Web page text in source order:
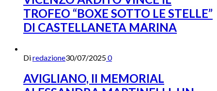
TROFEO “BOXE SOTTO LE STELLE”
DI CASTELLANETA MARINA
Diredazione30/07/20250
AVIGLIANO, II MEMORIAL